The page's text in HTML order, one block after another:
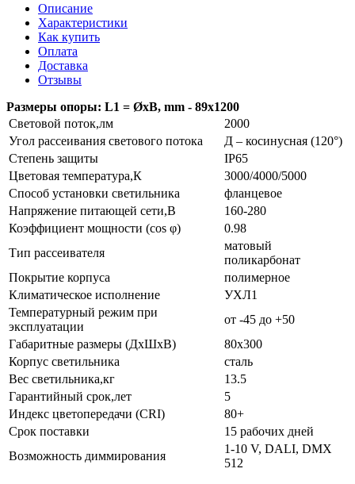
Описание
Характеристики
Как купить
Оплата
Доставка
Отзывы
Размеры опоры: L1 = ØхВ, mm - 89х1200
Световой поток,лм
2000
Угол рассеивания светового потока
Д – косинусная (120°)
Степень защиты
IP65
Цветовая температура,К
3000/4000/5000
Способ установки светильника
фланцевое
Напряжение питающей сети,В
160-280
Коэффициент мощности (cos φ)
0.98
Тип рассеивателя
матовый
поликарбонат
Покрытие корпуса
полимерное
Климатическое исполнение
УХЛ1
Температурный режим при
эксплуатации
от -45 до +50
Габаритные размеры (ДхШхВ)
80х300
Корпус светильника
сталь
Вес светильника,кг
13.5
Гарантийный срок,лет
5
Индекс цветопередачи (CRI)
80+
Срок поставки
15 рабочих дней
Возможность диммирования
1-10 V, DALI, DMX
512